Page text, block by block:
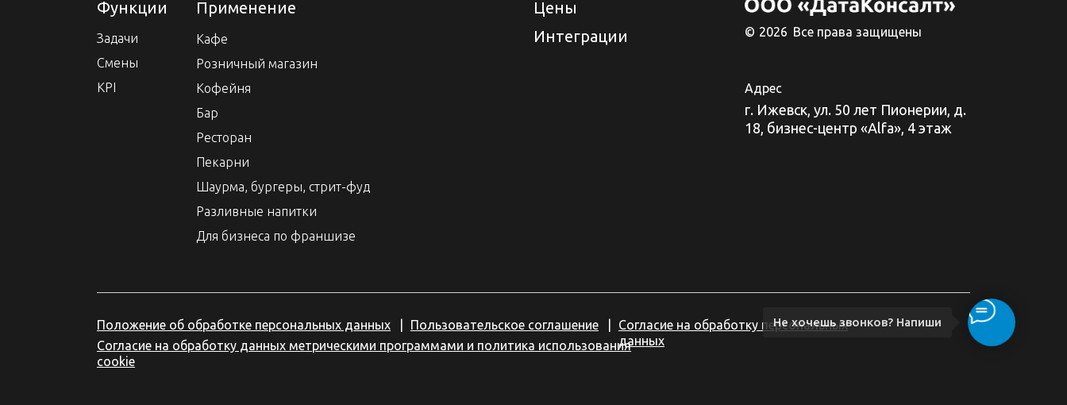
Интеграции
Цены
Адрес
KPI
Смены
Задачи
Кафе
Розничный магазин
Кофейня
Шаурма, бургеры, стрит-фуд
Разливные напитки
Для бизнеса по франшизе
Бар
Ресторан
Пекарни
Функции
Согласие на обработку данных метрическими программами и политика использования
cookie
Согласие на обработку персональных
данных
Пользовательское соглашение
Положение об обработке персональных данных
г. Ижевск, ул. 50 лет Пионерии, д.
18, бизнес-центр «Alfa», 4 этаж
Все права защищены
© 2026
Применение
Не хочешь звонков? Напиши